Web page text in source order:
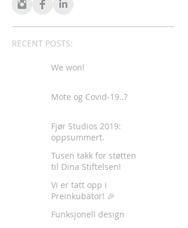
RECENT POSTS:
We won!
Mote og Covid-19..?
Fjør Studios 2019:
oppsummert.
Tusen takk for støtten
til Dina Stiftelsen!
Vi er tatt opp i
Preinkubator! 🎉
Funksjonell design